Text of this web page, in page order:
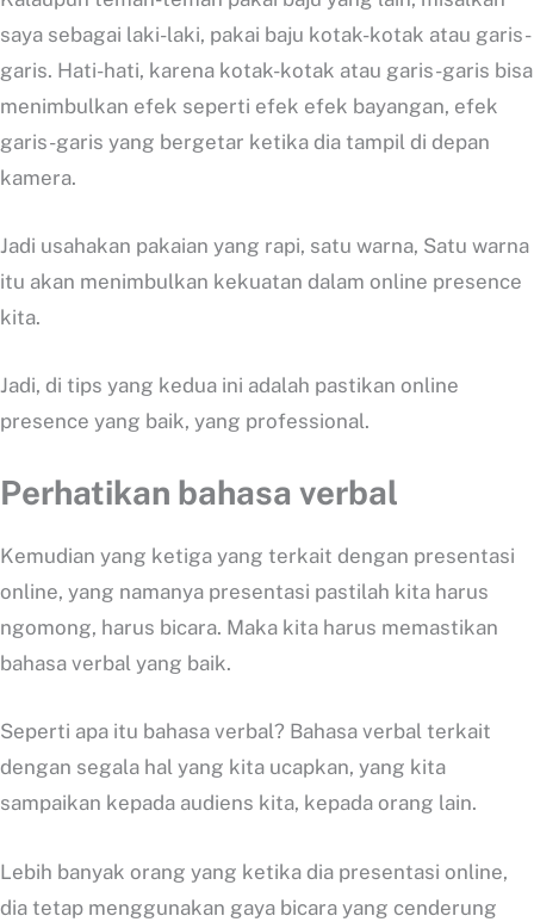
saya sebagai laki-laki, pakai baju kotak-kotak atau garis-
garis. Hati-hati, karena kotak-kotak atau garis-garis bisa
menimbulkan efek seperti efek efek bayangan, efek
garis-garis yang bergetar ketika dia tampil di depan
kamera.
Jadi usahakan pakaian yang rapi, satu warna, Satu warna
itu akan menimbulkan kekuatan dalam online presence
kita.
Jadi, di tips yang kedua ini adalah pastikan online
presence yang baik, yang professional.
Perhatikan bahasa verbal
Kemudian yang ketiga yang terkait dengan presentasi
online, yang namanya presentasi pastilah kita harus
ngomong, harus bicara. Maka kita harus memastikan
bahasa verbal yang baik.
Seperti apa itu bahasa verbal? Bahasa verbal terkait
dengan segala hal yang kita ucapkan, yang kita
sampaikan kepada audiens kita, kepada orang lain.
Lebih banyak orang yang ketika dia presentasi online,
dia tetap menggunakan gaya bicara yang cenderung